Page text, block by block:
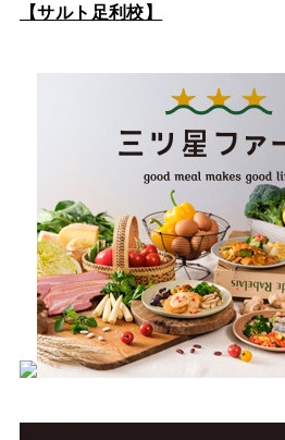
【サルト足利校】